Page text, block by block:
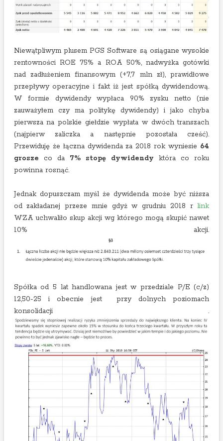
Niewątpliwym plusem PGS Software są osiągane wysokie
rentowności ROE 75% a ROA 50%, nadwyżka gotówki
nad zadłużeniem finansowym (+7,7 mln zł), prawidłowe
przepływy operacyjne i fakt iż jest spółką dywidendową.
W formie dywidendy wypłaca 90% zysku netto (nie
zauważyłem czy ma politykę dywidendy) i jako chyba
pierwsza na polskie giełdzie wypłata w dwóch transzach
(najpierw zaliczka a następnie pozostała cześć).
Przewiduję że łączna dywidenda za 2018 rok wyniesie 64
grosze co da 7% stopę dywidendy która co roku
powinna rosnąć.
Jednak dopuszczam myśl że dywidenda może być niższa
od zakładanej przeze mnie gdyż w grudniu 2018 rlink
WZA uchwaliło skup akcji wg którego mogą skupić nawet
10% akcji.
Spółka od 5 lat handlowana jest w przedziale P/E (c/z)
12,50-25 i obecnie jest przy dolnych poziomach
konsolidacji .